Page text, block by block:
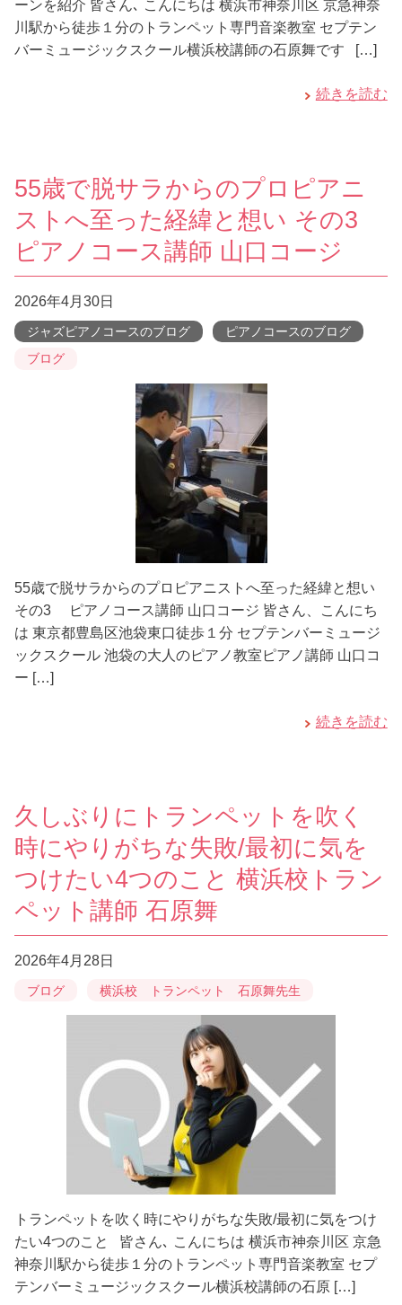
ーンを紹介 皆さん､ こんにちは 横浜市神奈川区 京急神奈
川駅から徒歩１分のトランペット専門音楽教室 セプテン
バーミュージックスクール横浜校講師の石原舞です […]
続きを読む
55歳で脱サラからのプロピアニ
ストへ至った経緯と想い その3
ピアノコース講師 山口コージ
2026年4月30日
ジャズピアノコースのブログ
ピアノコースのブログ
ブログ
55歳で脱サラからのプロピアニストへ至った経緯と想い
その3 ピアノコース講師 山口コージ 皆さん、こんにち
は 東京都豊島区池袋東口徒歩１分 セプテンバーミュージ
ックスクール 池袋の大人のピアノ教室ピアノ講師 山口コ
ー […]
続きを読む
久しぶりにトランペットを吹く
時にやりがちな失敗/最初に気を
つけたい4つのこと 横浜校トラン
ペット講師 石原舞
2026年4月28日
ブログ 横浜校 トランペット 石原舞先生
トランペットを吹く時にやりがちな失敗/最初に気をつけ
たい4つのこと 皆さん､ こんにちは 横浜市神奈川区 京急
神奈川駅から徒歩１分のトランペット専門音楽教室 セプ
テンバーミュージックスクール横浜校講師の石原 […]